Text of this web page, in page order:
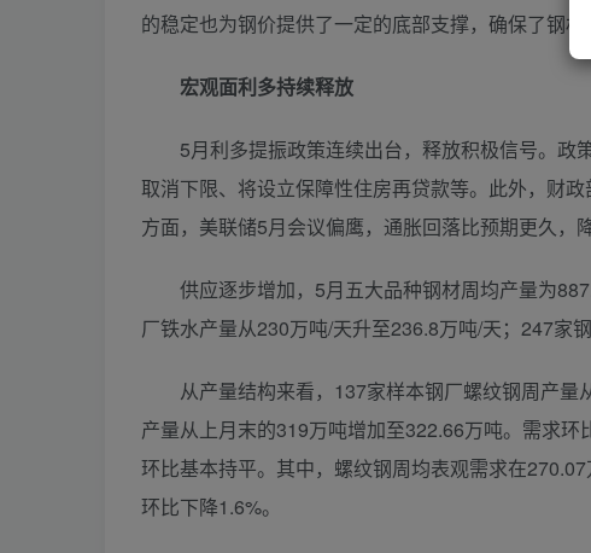
的稳定也为钢价提供了一定的底部支撑，确保了钢
宏观面利多持续释放
5月利多提振政策连续出台，释放积极信号。政
取消下限、将设立保障性住房再贷款等。此外，财
方面，美联储5月会议偏鹰，通胀回落比预期更久，
供应逐步增加，5月五大品种钢材周均产量为
厂铁水产量从230万吨/天升至236.8万吨/天；247家
从产量结构来看，137家样本钢厂螺纹钢周产量
产量从上月末的319万吨增加至322.66万吨。需求环
环比基本持平。其中，螺纹钢周均表观需求在
环比下降1.6%。